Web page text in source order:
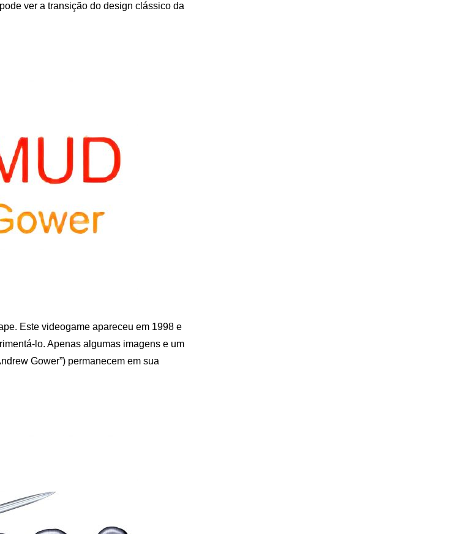
ver a transição do design clássico da
Este videogame apareceu em 1998 e
lo. Apenas algumas imagens e um
Gower”) permanecem em sua